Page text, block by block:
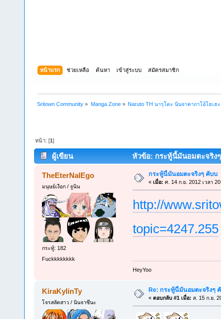
หน้าแรก ช่วยเหลือ ค้นหา เข้าสู่ระบบ สมัครสมาชิก
Sritown Community » Manga Zone» Naruto TH นารุโตะ นินจาคาถาโอ้โฮเฮ
หน้า: [1]
ผู้เขียน หัวข้อ: กระทู้นี้มันอมตะจริง
TheEterNalEgo
มนุษย์เงือก / จูนิน
กระทู้: 182
Fuckkkkkkkk
กระทู้นี้มันอมตะจริงๆ คับบ
« เมื่อ: ศ. 14 ก.ย. 2012 เวลา
http://
topic=4247.255
็HeyYoo
KiraKylinTy
โจรสลัดสาว / นินจาซึนะ
Re: กระทู้นี้มันอมตะจริงๆ
« ตอบกลับ #1 เมื่อ: ส. 15 ก.ย.